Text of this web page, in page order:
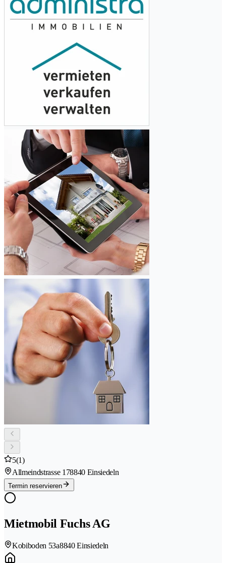
5(1)
Allmeindstrasse 178840 Einsiedeln
Termin reservieren
Mietmobil Fuchs AG
Kobiboden 53a8840 Einsiedeln